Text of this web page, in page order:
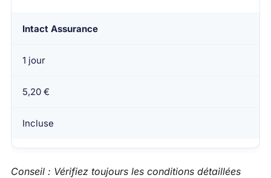
Intact Assurance
1 jour
5,20 €
Incluse
Conseil : Vérifiez toujours les conditions détaillées